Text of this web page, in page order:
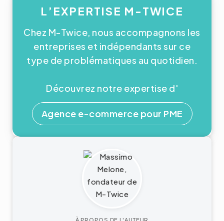
L’EXPERTISE M-TWICE
Chez M-Twice, nous accompagnons les
entreprises et indépendants sur ce
type de problématiques au quotidien.
Découvrez notre expertise d'
Agence e-commerce pour PME